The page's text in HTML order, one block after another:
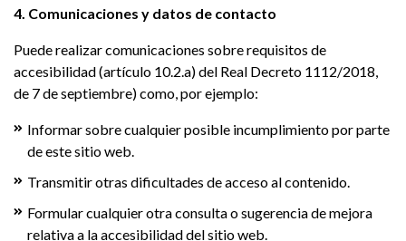
4. Comunicaciones y datos de contacto
Puede realizar comunicaciones sobre requisitos de
accesibilidad (artículo 10.2.a) del Real Decreto 1112/2018,
de 7 de septiembre) como, por ejemplo:
Informar sobre cualquier posible incumplimiento por parte
de este sitio web.
Transmitir otras dificultades de acceso al contenido.
Formular cualquier otra consulta o sugerencia de mejora
relativa a la accesibilidad del sitio web.